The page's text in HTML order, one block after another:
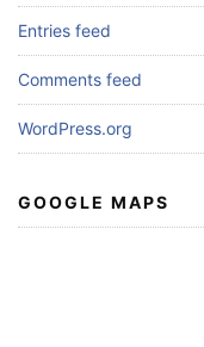
Entries feed
Comments feed
WordPress.org
GOOGLE MAPS